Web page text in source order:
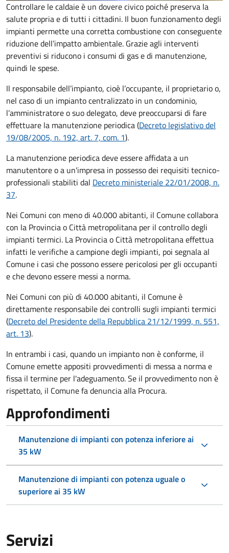
Controllare le caldaie è un dovere civico poiché preserva la
salute propria e di tutti i cittadini. Il buon funzionamento degli
impianti permette una corretta combustione con conseguente
riduzione dell’impatto ambientale. Grazie agli interventi
preventivi si riducono i consumi di gas e di manutenzione,
quindi le spese.
Il responsabile dell’impianto, cioè l’occupante, il proprietario o,
nel caso di un impianto centralizzato in un condominio,
l’amministratore o suo delegato, deve preoccuparsi di fare
effettuare la manutenzione periodica (Decreto legislativo del
19/08/2005, n. 192, art. 7, com. 1).
La manutenzione periodica deve essere affidata a un
manutentore o a un'impresa in possesso dei requisiti tecnico-
professionali stabiliti dal Decreto ministeriale 22/01/2008, n.
37.
Nei Comuni con meno di 40.000 abitanti, il Comune collabora
con la Provincia o Città metropolitana per il controllo degli
impianti termici. La Provincia o Città metropolitana effettua
infatti le verifiche a campione degli impianti, poi segnala al
Comune i casi che possono essere pericolosi per gli occupanti
e che devono essere messi a norma.
Nei Comuni con più di 40.000 abitanti, il Comune è
direttamente responsabile dei controlli sugli impianti termici
(Decreto del Presidente della Repubblica 21/12/1999, n. 551,
art. 13).
In entrambi i casi, quando un impianto non è conforme, il
Comune emette appositi provvedimenti di messa a norma e
fissa il termine per l'adeguamento. Se il provvedimento non è
rispettato, il Comune fa denuncia alla Procura.
Approfondimenti
Manutenzione di impianti con potenza inferiore ai
35 kW
Manutenzione di impianti con potenza uguale o
superiore ai 35 kW
Servizi